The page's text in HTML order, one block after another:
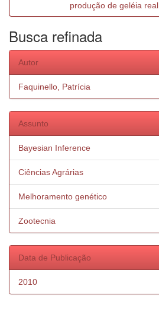
produção de geléia real
Busca refinada
Autor
Faquinello, Patrícia
Assunto
Bayesian Inference
Ciências Agrárias
Melhoramento genético
Zootecnia
Data de Publicação
2010